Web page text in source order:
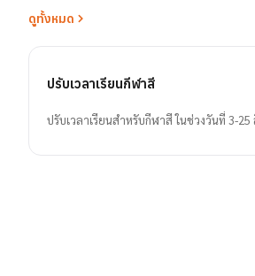
ดูทั้งหมด
ปรับเวลาเรียนกีฬาสี
ปรับเวลาเรียนสำหรับกีฬาสี ในช่วงวันที่ 3-25